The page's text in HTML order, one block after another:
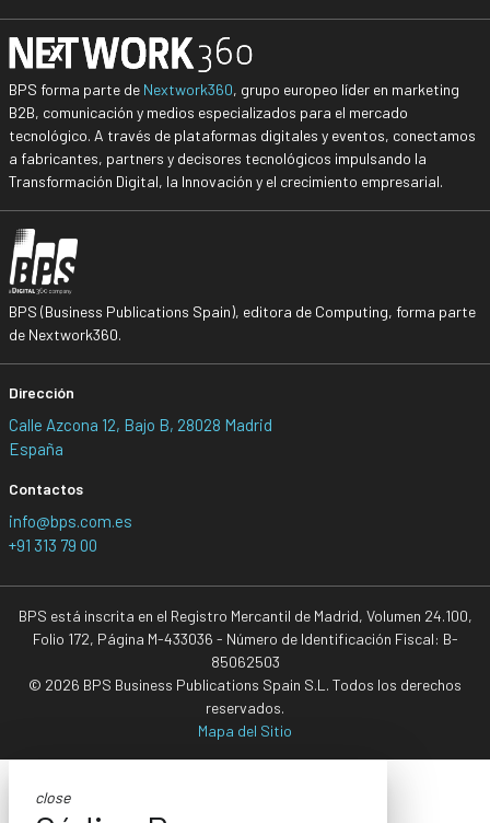
BPS forma parte de Nextwork360, grupo europeo líder en marketing
B2B, comunicación y medios especializados para el mercado
tecnológico. A través de plataformas digitales y eventos, conectamos
a fabricantes, partners y decisores tecnológicos impulsando la
Transformación Digital, la Innovación y el crecimiento empresarial.
BPS (Business Publications Spain), editora de Computing, forma parte
de Nextwork360.
Dirección
Calle Azcona 12, Bajo B, 28028 Madrid
España
Contactos
info@bps.com.es
+91 313 79 00
BPS está inscrita en el Registro Mercantil de Madrid, Volumen 24.100,
Folio 172, Página M-433036 - Número de Identificación Fiscal: B-
85062503
© 2026 BPS Business Publications Spain S.L. Todos los derechos
reservados.
Mapa del Sitio
close